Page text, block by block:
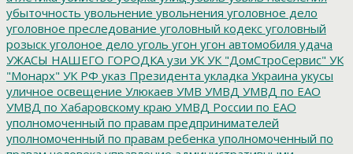
убыточность увольнение увольнения уголовное дело
уголовное преследование уголовный кодекс уголовный
розыск уголоное дело уголь угон угон автомобиля удача
УЖАСЫ НАШЕГО ГОРОДКА узи УК УК "ДомСтроСервис" УК
"Монарх" УК РФ указ Президента укладка Украина укусы
уличное освещение Улюкаев УМВ УМВД УМВД по ЕАО
УМВД по Хабаровскому краю УМВД России по ЕАО
уполномоченный по правам предпринимателей
уполномоченный по правам ребенка уполномоченный по